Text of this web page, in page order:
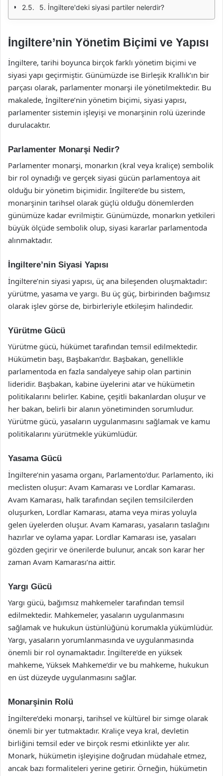
5. İngiltere'deki siyasi partiler nelerdir?
İngiltere’nin Yönetim Biçimi ve Yapısı
İngiltere, tarihi boyunca birçok farklı yönetim biçimi ve
siyasi yapı geçirmiştir. Günümüzde ise Birleşik Krallık’ın bir
parçası olarak, parlamenter monarşi ile yönetilmektedir. Bu
makalede, İngiltere’nin yönetim biçimi, siyasi yapısı,
parlamenter sistemin işleyişi ve monarşinin rolü üzerinde
durulacaktır.
Parlamenter Monarşi Nedir?
Parlamenter monarşi, monarkın (kral veya kraliçe) sembolik
bir rol oynadığı ve gerçek siyasi gücün parlamentoya ait
olduğu bir yönetim biçimidir. İngiltere’de bu sistem,
monarşinin tarihsel olarak güçlü olduğu dönemlerden
günümüze kadar evrilmiştir. Günümüzde, monarkın yetkileri
büyük ölçüde sembolik olup, siyasi kararlar parlamentoda
alınmaktadır.
İngiltere’nin Siyasi Yapısı
İngiltere’nin siyasi yapısı, üç ana bileşenden oluşmaktadır:
yürütme, yasama ve yargı. Bu üç güç, birbirinden bağımsız
olarak işlev görse de, birbirleriyle etkileşim halindedir.
Yürütme Gücü
Yürütme gücü, hükümet tarafından temsil edilmektedir.
Hükümetin başı, Başbakan’dır. Başbakan, genellikle
parlamentoda en fazla sandalyeye sahip olan partinin
lideridir. Başbakan, kabine üyelerini atar ve hükümetin
politikalarını belirler. Kabine, çeşitli bakanlardan oluşur ve
her bakan, belirli bir alanın yönetiminden sorumludur.
Yürütme gücü, yasaların uygulanmasını sağlamak ve kamu
politikalarını yürütmekle yükümlüdür.
Yasama Gücü
İngiltere’nin yasama organı, Parlamento’dur. Parlamento, iki
meclisten oluşur: Avam Kamarası ve Lordlar Kamarası.
Avam Kamarası, halk tarafından seçilen temsilcilerden
oluşurken, Lordlar Kamarası, atama veya miras yoluyla
gelen üyelerden oluşur. Avam Kamarası, yasaların taslağını
hazırlar ve oylama yapar. Lordlar Kamarası ise, yasaları
gözden geçirir ve önerilerde bulunur, ancak son karar her
zaman Avam Kamarası’na aittir.
Yargı Gücü
Yargı gücü, bağımsız mahkemeler tarafından temsil
edilmektedir. Mahkemeler, yasaların uygulanmasını
sağlamak ve hukukun üstünlüğünü korumakla yükümlüdür.
Yargı, yasaların yorumlanmasında ve uygulanmasında
önemli bir rol oynamaktadır. İngiltere’de en yüksek
mahkeme, Yüksek Mahkeme’dir ve bu mahkeme, hukukun
en üst düzeyde uygulanmasını sağlar.
Monarşinin Rolü
İngiltere’deki monarşi, tarihsel ve kültürel bir simge olarak
önemli bir yer tutmaktadır. Kraliçe veya kral, devletin
birliğini temsil eder ve birçok resmi etkinlikte yer alır.
Monark, hükümetin işleyişine doğrudan müdahale etmez,
ancak bazı formaliteleri yerine getirir. Örneğin, hükümetin